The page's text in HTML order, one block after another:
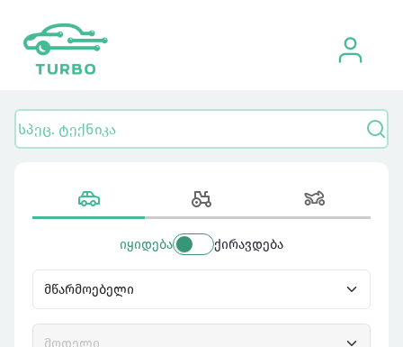
იყიდება ქირავდება